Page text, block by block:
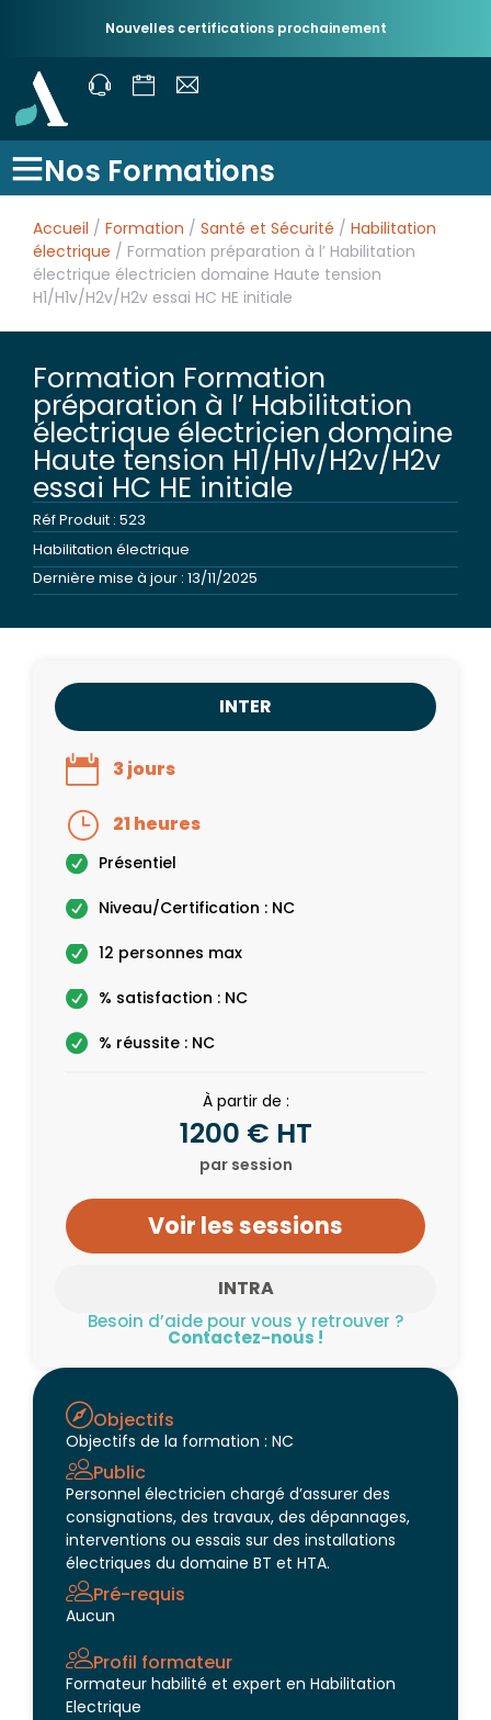
Nouvelles certifications prochainement
Nos Formations
Accueil / Formation / Santé et Sécurité / Habilitation
électrique / Formation préparation à l’ Habilitation
électrique électricien domaine Haute tension
H1/H1v/H2v/H2v essai HC HE initiale
Formation Formation
préparation à l’ Habilitation
électrique électricien domaine
Haute tension H1/H1v/H2v/H2v
essai HC HE initiale
Réf Produit : 523
Habilitation électrique
Dernière mise à jour : 13/11/2025
Objectifs
Objectifs de la formation : NC
Public
Personnel électricien chargé d’assurer des
consignations, des travaux, des dépannages,
interventions ou essais sur des installations
électriques du domaine BT et HTA.
Pré-requis
Aucun
Profil formateur
Formateur habilité et expert en Habilitation
Electrique
INTER
INTRA
3 jours
21 heures
Présentiel
Niveau/Certification : NC
12 personnes max
% satisfaction : NC
% réussite : NC
À partir de :
1200 € HT
par session
Voir les sessions
Besoin d’aide pour vous y retrouver ?
Contactez-nous !